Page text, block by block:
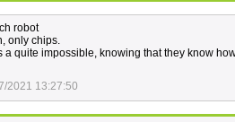
robot
only chips.
a quite impossible, knowing that they know
2021 13:27:50